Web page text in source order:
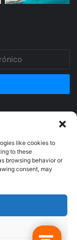
like cookies to
to these
browsing behavior or
consent, may
@Crucerum |